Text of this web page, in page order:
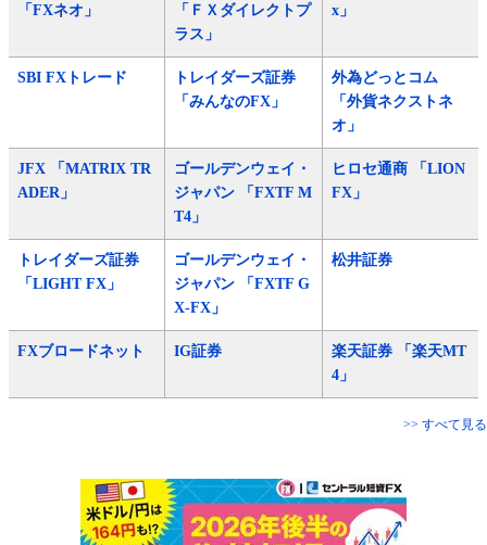
「FXネオ」
「ＦＸダイレクトプ
ラス」
x」
SBI FXトレード
トレイダーズ証券
「みんなのFX」
外為どっとコム
「外貨ネクストネ
オ」
JFX 「MATRIX TR
ADER」
ゴールデンウェイ・
ジャパン 「FXTF M
T4」
ヒロセ通商 「LION
FX」
トレイダーズ証券
「LIGHT FX」
ゴールデンウェイ・
ジャパン 「FXTF G
X-FX」
松井証券
FXブロードネット IG証券
楽天証券 「楽天MT
4」
>> すべて見る